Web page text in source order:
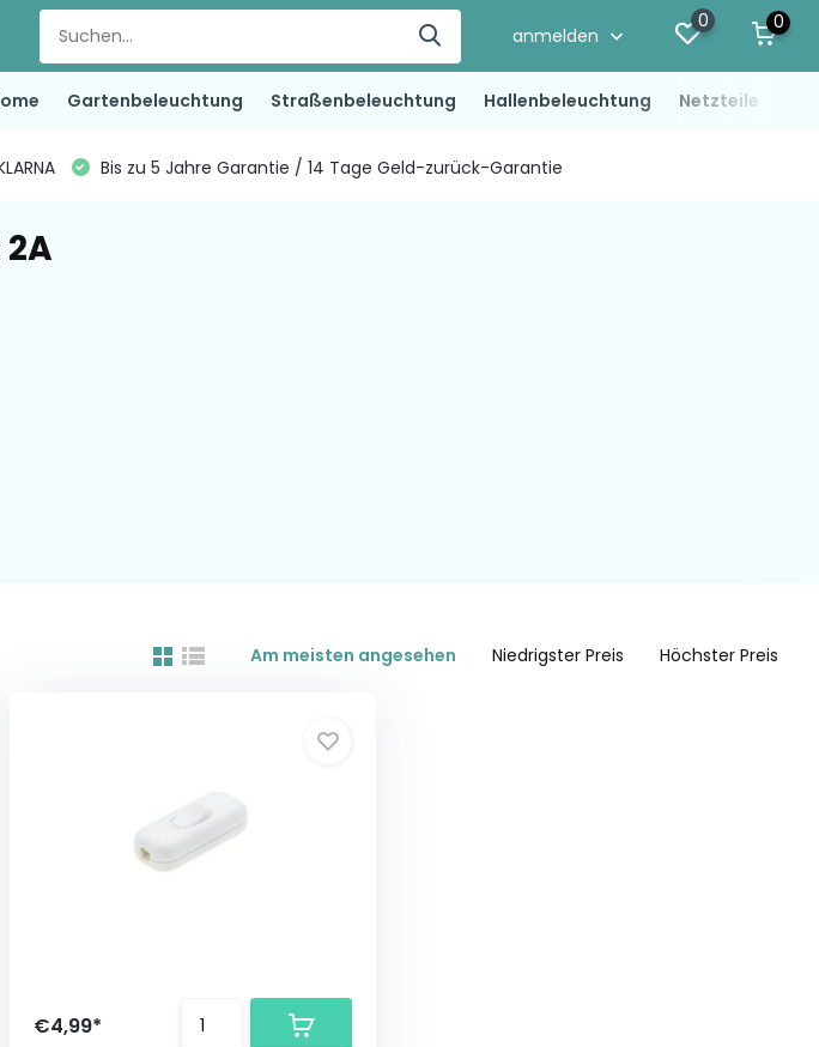
anmelden
0 0
Gartenbeleuchtung Straßenbeleuchtung Hallenbeleuchtung Netzteile
Bis zu 5 Jahre Garantie / 14 Tage Geld-zurück-Garantie
Am meisten angesehen Niedrigster Preis Höchster Preis
€4,99*